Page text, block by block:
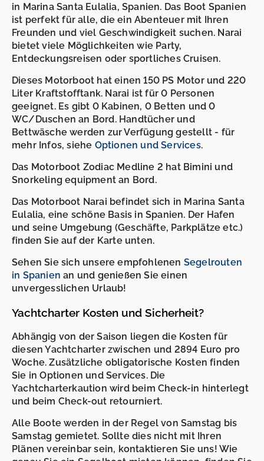
in Marina Santa Eulalia, Spanien. Das Boot Spanien
ist perfekt für alle, die ein Abenteuer mit Ihren
Freunden und viel Geschwindigkeit suchen. Narai
bietet viele Möglichkeiten wie Party,
Entdeckungsreisen oder sportliches Cruisen.
Dieses Motorboot hat einen 150 PS Motor und 220
Liter Kraftstofftank. Narai ist für 0 Personen
geeignet. Es gibt 0 Kabinen, 0 Betten und 0
WC/Duschen an Bord. Handtücher und
Bettwäsche werden zur Verfügung gestellt - für
mehr Infos, siehe Optionen und Services.
Das Motorboot Zodiac Medline 2 hat Bimini und
Snorkeling equipment an Bord.
Das Motorboot Narai befindet sich in Marina Santa
Eulalia, eine schöne Basis in Spanien. Der Hafen
und seine Umgebung (Geschäfte, Parkplätze etc.)
finden Sie auf der Karte unten.
Sehen Sie sich unsere empfohlenen Segelrouten
in Spanien an und genießen Sie einen
unvergesslichen Urlaub!
Yachtcharter Kosten und Sicherheit?
Abhängig von der Saison liegen die Kosten für
diesen Yachtcharter zwischen und 2894 Euro pro
Woche. Zusätzliche obligatorische Kosten finden
Sie in Optionen und Services. Die
Yachtcharterkaution wird beim Check-in hinterlegt
und beim Check-out retourniert.
Alle Boote werden in der Regel von Samstag bis
Samstag gemietet. Sollte dies nicht mit Ihren
Plänen vereinbar sein, kontaktieren Sie uns! Wie